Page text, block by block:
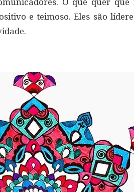
O que quer
e teimoso. Eles são